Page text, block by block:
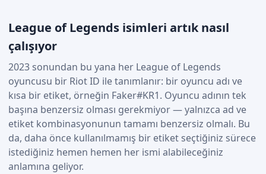
League of Legends isimleri artık nasıl
çalışıyor
2023 sonundan bu yana her League of Legends
oyuncusu bir Riot ID ile tanımlanır: bir oyuncu adı ve
kısa bir etiket, örneğin Faker#KR1. Oyuncu adının tek
başına benzersiz olması gerekmiyor — yalnızca ad ve
etiket kombinasyonunun tamamı benzersiz olmalı. Bu
da, daha önce kullanılmamış bir etiket seçtiğiniz sürece
istediğiniz hemen hemen her ismi alabileceğiniz
anlamına geliyor.